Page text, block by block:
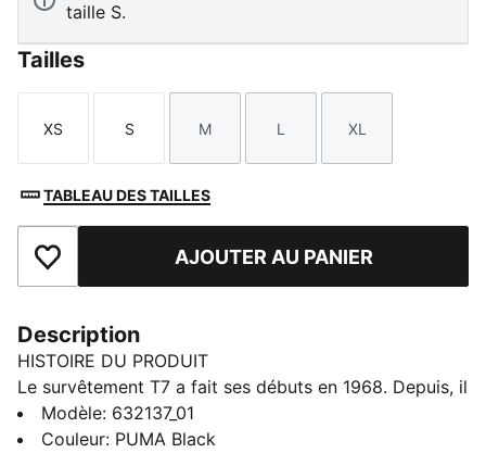
taille S.
Tailles
Taille
XS
Taille
S
Taille
M
Taille
L
Taille
XL
TABLEAU DES TAILLES
Ajouter aux favorisAJOUTER AU PANIER
Description
HISTOIRE DU PRODUIT
Le survêtement T7 a fait ses débuts en 1968. Depuis, il
n'a cessé de bousculer les codes établis. Aujourd'hui,
ce modèle s’est imposé comme un incontournable du
Modèle: 632137_01
Couleur: PUMA Black